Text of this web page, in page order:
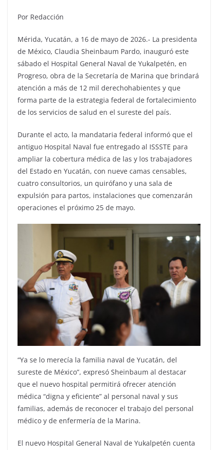
Por Redacción
Mérida, Yucatán, a 16 de mayo de 2026.- La presidenta
de México, Claudia Sheinbaum Pardo, inauguró este
sábado el Hospital General Naval de Yukalpetén, en
Progreso, obra de la Secretaría de Marina que brindará
atención a más de 12 mil derechohabientes y que
forma parte de la estrategia federal de fortalecimiento
de los servicios de salud en el sureste del país.
Durante el acto, la mandataria federal informó que el
antiguo Hospital Naval fue entregado al ISSSTE para
ampliar la cobertura médica de las y los trabajadores
del Estado en Yucatán, con nueve camas censables,
cuatro consultorios, un quirófano y una sala de
expulsión para partos, instalaciones que comenzarán
operaciones el próximo 25 de mayo.
“Ya se lo merecía la familia naval de Yucatán, del
sureste de México”, expresó Sheinbaum al destacar
que el nuevo hospital permitirá ofrecer atención
médica “digna y eficiente” al personal naval y sus
familias, además de reconocer el trabajo del personal
médico y de enfermería de la Marina.
El nuevo Hospital General Naval de Yukalpetén cuenta